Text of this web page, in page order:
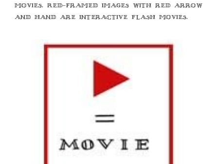
movies. Red-framed images with red arrow
and hand are interactive flash movies.